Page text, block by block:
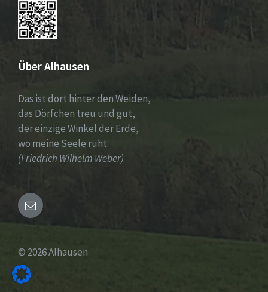
Über Alhausen
Das ist dort hinter den Weiden,
das Dörfchen treu und gut,
der einzige Winkel der Erde,
wo meine Seele ruht.
(Friedrich Wilhelm Weber)
Email
© 2026 Alhausen